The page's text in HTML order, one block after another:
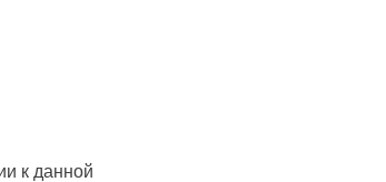
к данной